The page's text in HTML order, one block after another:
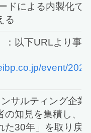
ドによる内製化で
る
：以下URLより事
event/
サルティング企業
の知見を集積し、
た30年」を取り戻